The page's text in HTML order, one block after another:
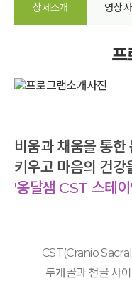
상세소개 영상·
프
비움과 채움을 통한
키우고 마음의 건강
'옹달샘 CST 스테이'
CST(Cranio
두개골과 천골 사